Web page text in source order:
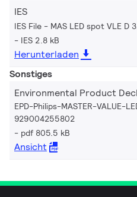
IES
IES File - MAS LED spot VLE D
IES 2.8 kB
Herunterladen
Sonstiges
Environmental Product
EPD-Philips-MASTER-VALUE-
929004255802
pdf 805.5 kB
Ansicht